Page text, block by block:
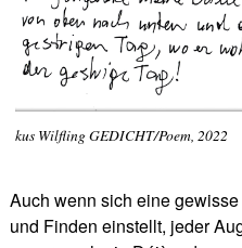
kus Wilfling GEDICHT/Poem, 2022
Auch wenn sich eine
und Finden einstellt, jeder